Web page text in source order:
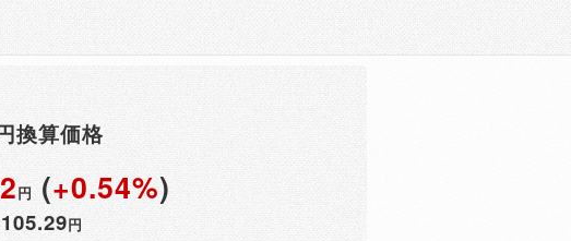
換算価格
円 (+0.54%)
105.29円